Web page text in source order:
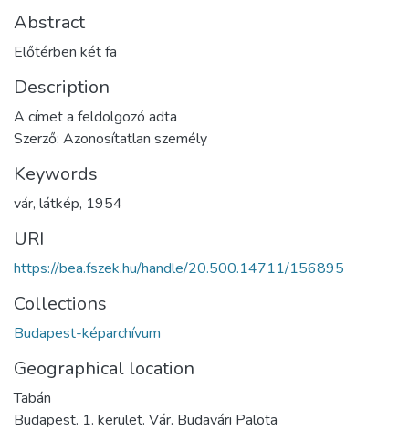
Abstract
Előtérben két fa
Description
A címet a feldolgozó adta
Szerző: Azonosítatlan személy
Keywords
vár, látkép, 1954
URI
https://bea.fszek.hu/handle/20.500.14711/156895
Collections
Budapest-képarchívum
Geographical location
Tabán
Budapest. 1. kerület. Vár. Budavári Palota